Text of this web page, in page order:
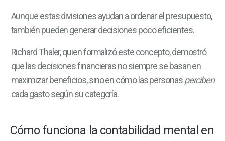
Aunque estas divisiones ayudan a ordenar el presupuesto,
también pueden generar decisiones poco eficientes.
Richard Thaler, quien formalizó este concepto, demostró
que las decisiones financieras no siempre se basan en
maximizar beneficios, sino en cómo las personasperciben
cada gasto según su categoría.
Cómo funciona la contabilidad mental en